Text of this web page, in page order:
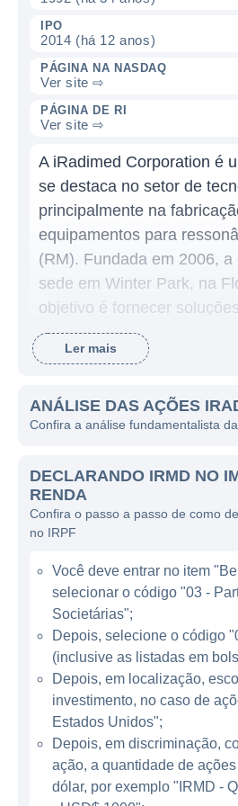
IPO
2014 (há 12 anos)
PÁGINA NA NASDAQ
Ver site ⇨
PÁGINA DE RI
Ver site ⇨
A iRadimed Corporation é
se destaca no setor de
principalmente na
equipamentos para
(RM). Fundada em 2006,
sede em Winter Park, na
objetivo é fornecer
melhorem a experiência de
profissionais de saúde
A iRadimed é conhecida
portátil, que é uma
campo. Este sistema
valiosa para os métodos
permitindo que os pacientes
submetidos a exames de
magnética em uma
configurações, incluindo
e clínicas, sem os desafios
normalmente associados
fixos. Essa abordagem
cuidados de saúde e ajuda
de pacientes.
MODELOS DE NEGÓCIO
Ler mais
ANÁLISE DAS AÇÕES
Confira a análise fundamentalista
DECLARANDO IRMD NO
RENDA
Confira o passo a passo de como
no IRPF
Você deve entrar no item
selecionar o código "03 -
Societárias";
Depois, selecione o código
(inclusive as listadas em
Depois, em localização,
investimento, no caso de
Estados Unidos";
Depois, em discriminação,
ação, a quantidade de
dólar, por exemplo "IRMD -